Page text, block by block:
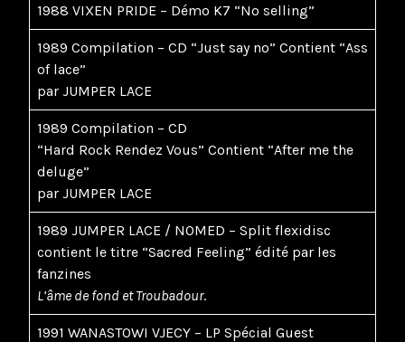
1988 VIXEN PRIDE – Démo K7 “No selling”
1989 Compilation – CD “Just say no” Contient “Ass
of lace”
par JUMPER LACE
1989 Compilation – CD
“Hard Rock Rendez Vous” Contient “After me the
deluge”
par JUMPER LACE
1989 JUMPER LACE / NOMED – Split flexidisc
contient le titre “Sacred Feeling” édité par les
fanzines
L’âme de fond et Troubadour.
1991 WANASTOWI VJECY – LP Spécial Guest